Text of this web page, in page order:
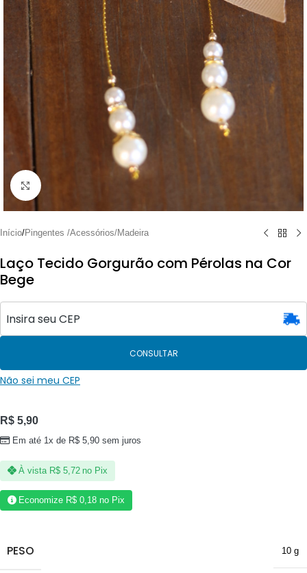
Clique para ampliar
Início/Pingentes /Acessórios/Madeira
Laço Tecido Gorgurão com Pérolas na Cor
Bege
CONSULTAR
Não sei meu CEP
R$ 5,90
Em até 1x de R$ 5,90 sem juros
À vista R$5,72 no Pix
Economize R$ 0,18 no Pix
PESO 10 g